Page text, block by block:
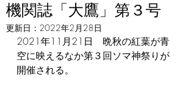
機関誌「大鷹」第３号
更新日： 2022年2月28日
2021年11月21日　晩秋の紅葉が青
空に映えるなか第３回ソマ神祭りが
開催される。